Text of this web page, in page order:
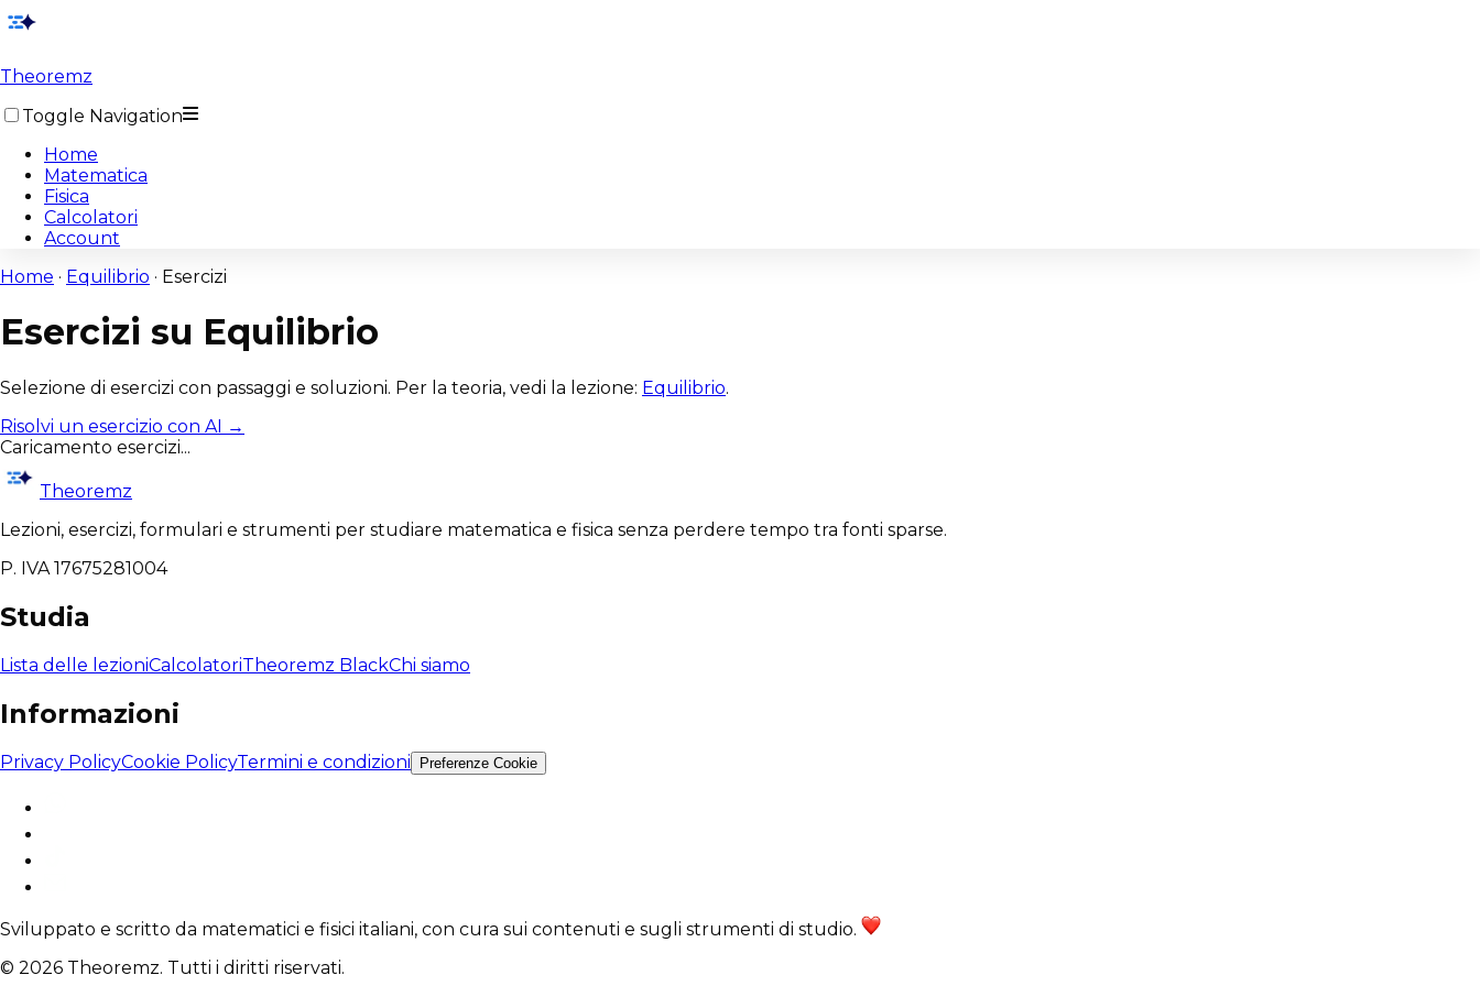
Theoremz
Toggle Navigation
Home
Matematica
Fisica
Calcolatori
Account
Home · Equilibrio · Esercizi
Esercizi su Equilibrio
Selezione di esercizi con passaggi e soluzioni. Per la teoria, vedi la lezione: Equilibrio.
Risolvi un esercizio con AI →
Caricamento esercizi...
Theoremz
Lezioni, esercizi, formulari e strumenti per studiare matematica e fisica senza perdere tempo tra fonti sparse.
P. IVA 17675281004
Studia
Lista delle lezioniCalcolatoriTheoremz BlackChi siamo
Informazioni
Privacy PolicyCookie PolicyTermini e condizioni Preferenze Cookie
Sviluppato e scritto da matematici e fisici italiani, con cura sui contenuti e sugli strumenti di studio.
© 2026 Theoremz. Tutti i diritti riservati.